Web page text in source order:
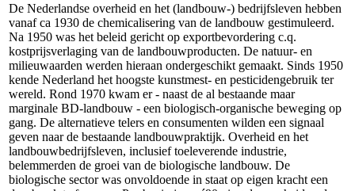
De Nederlandse overheid en het (landbouw-) bedrijfsleven hebben
vanaf ca 1930 de chemicalisering van de landbouw gestimuleerd.
Na 1950 was het beleid gericht op exportbevordering c.q.
kostprijsverlaging van de landbouwproducten. De natuur- en
milieuwaarden werden hieraan ondergeschikt gemaakt. Sinds 1950
kende Nederland het hoogste kunstmest- en pesticidengebruik ter
wereld. Rond 1970 kwam er - naast de al bestaande maar
marginale BD-landbouw - een biologisch-organische beweging op
gang. De alternatieve telers en consumenten wilden een signaal
geven naar de bestaande landbouwpraktijk. Overheid en het
landbouwbedrijfsleven, inclusief toeleverende industrie,
belemmerden de groei van de biologische landbouw. De
biologische sector was onvoldoende in staat op eigen kracht een